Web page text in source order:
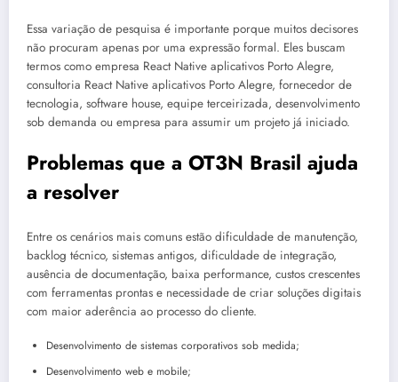
Essa variação de pesquisa é importante porque muitos decisores
não procuram apenas por uma expressão formal. Eles buscam
termos como empresa React Native aplicativos Porto Alegre,
consultoria React Native aplicativos Porto Alegre, fornecedor de
tecnologia, software house, equipe terceirizada, desenvolvimento
sob demanda ou empresa para assumir um projeto já iniciado.
Problemas que a OT3N Brasil ajuda
a resolver
Entre os cenários mais comuns estão dificuldade de manutenção,
backlog técnico, sistemas antigos, dificuldade de integração,
ausência de documentação, baixa performance, custos crescentes
com ferramentas prontas e necessidade de criar soluções digitais
com maior aderência ao processo do cliente.
Desenvolvimento de sistemas corporativos sob medida;
Desenvolvimento web e mobile;